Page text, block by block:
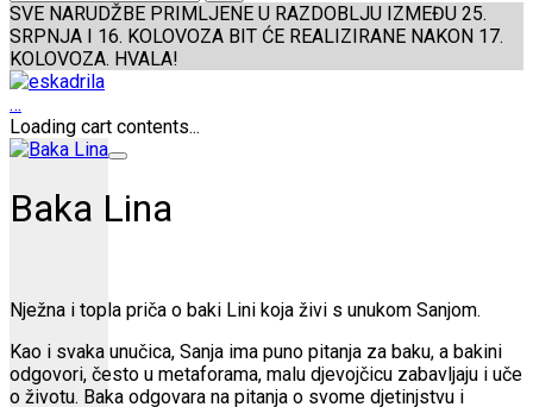
SVE NARUDŽBE PRIMLJENE U RAZDOBLJU IZMEĐU 25.
SRPNJA I 16. KOLOVOZA BIT ĆE REALIZIRANE NAKON 17.
KOLOVOZA. HVALA!
…
Loading cart contents...
Baka Lina
Nježna i topla priča o baki Lini koja živi s unukom Sanjom.
Kao i svaka unučica, Sanja ima puno pitanja za baku, a bakini
odgovori, često u metaforama, malu djevojčicu zabavljaju i uče
o životu. Baka odgovara na pitanja o svome djetinjstvu i